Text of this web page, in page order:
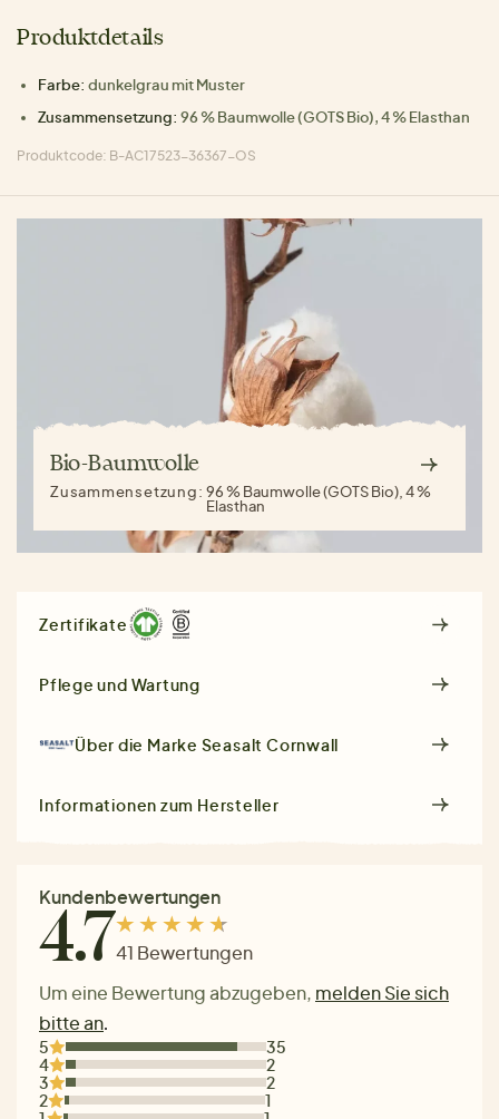
Produktdetails
Farbe: dunkelgrau mit Muster
Zusammensetzung: 96 % Baumwolle (GOTS Bio), 4 % Elasthan
Produktcode: B-AC17523-36367-OS
Bio-Baumwolle
Zusammensetzung:96 % Baumwolle (GOTS Bio), 4 %
Elasthan
Zertifikate
Pflege und Wartung
Über die Marke Seasalt Cornwall
Informationen zum Hersteller
Kundenbewertungen
4.741 Bewertungen
Um eine Bewertung abzugeben, melden Sie sich
bitte an.
5
35
4
2
3
2
2
1